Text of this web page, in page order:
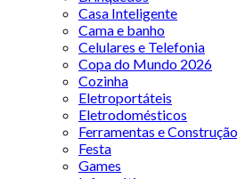
Casa Inteligente
Cama e banho
Celulares e Telefonia
Copa do Mundo 2026
Cozinha
Eletroportáteis
Eletrodomésticos
Ferramentas e Construção
Festa
Games